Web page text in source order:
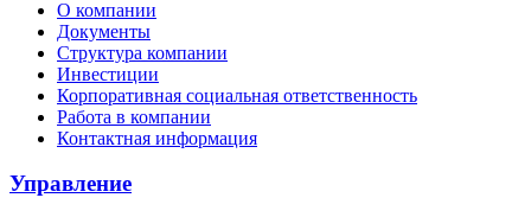
О компании
Документы
Структура компании
Инвестиции
Корпоративная социальная ответственность
Работа в компании
Контактная информация
Управление